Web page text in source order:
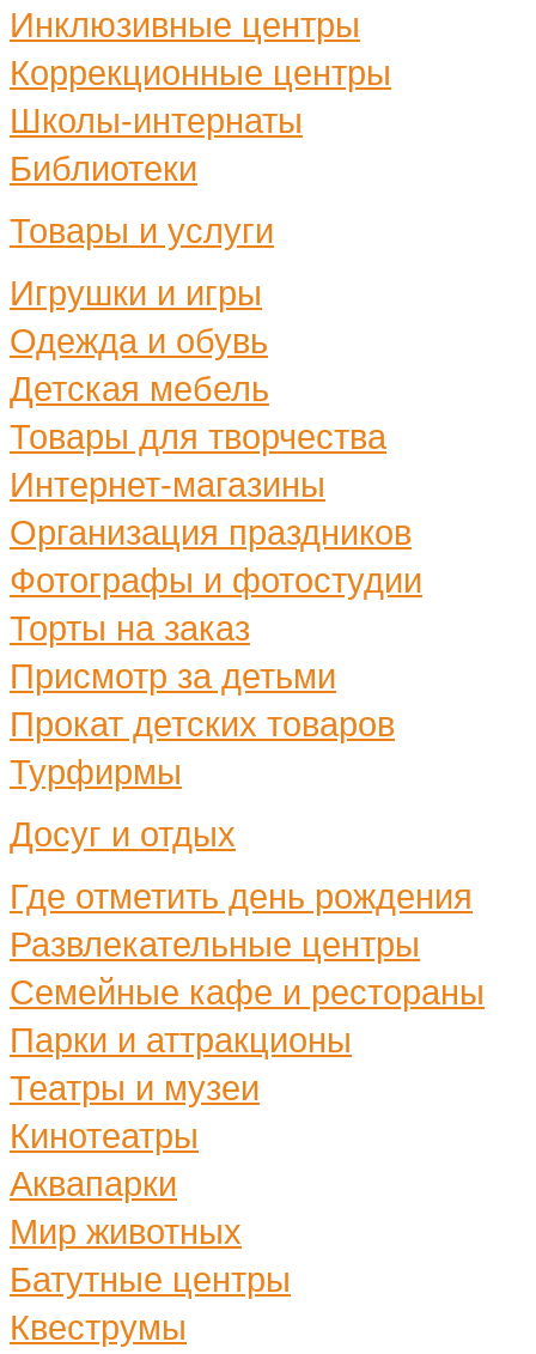
Инклюзивные центры
Коррекционные центры
Школы-интернаты
Библиотеки
Товары и услуги
Игрушки и игры
Одежда и обувь
Детская мебель
Товары для творчества
Интернет-магазины
Организация праздников
Фотографы и фотостудии
Торты на заказ
Присмотр за детьми
Прокат детских товаров
Турфирмы
Досуг и отдых
Где отметить день рождения
Развлекательные центры
Семейные кафе и рестораны
Парки и аттракционы
Театры и музеи
Кинотеатры
Аквапарки
Мир животных
Батутные центры
Квеструмы